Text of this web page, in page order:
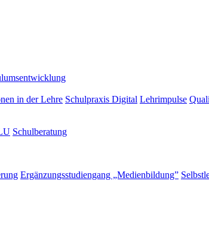
in der Lehre Schulpraxis Digital Lehrimpulse
Schulberatung
Ergänzungsstudiengang „Medienbildung”